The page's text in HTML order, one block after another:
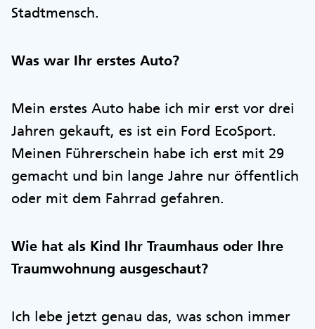
Stadtmensch.
Was war Ihr erstes Auto?
Mein erstes Auto habe ich mir erst vor drei
Jahren gekauft, es ist ein Ford EcoSport.
Meinen Führerschein habe ich erst mit 29
gemacht und bin lange Jahre nur öffentlich
oder mit dem Fahrrad gefahren.
Wie hat als Kind Ihr Traumhaus oder Ihre
Traumwohnung ausgeschaut?
Ich lebe jetzt genau das, was schon immer